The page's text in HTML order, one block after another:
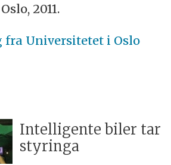
2011.
fra Universitetet i Oslo
Intelligente biler tar
styringa